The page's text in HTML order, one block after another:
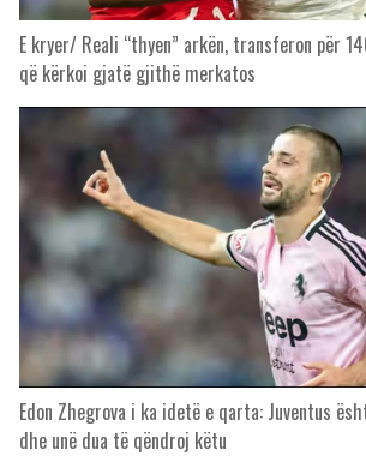
E kryer/ Reali “thyen” arkën, transferon për
që kërkoi gjatë gjithë merkatos
Edon Zhegrova i ka idetë e qarta: Juventus
dhe unë dua të qëndroj këtu